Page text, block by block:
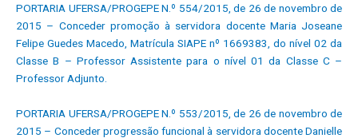
PORTARIA UFERSA/PROGEPE N.º 554/2015, de 26 de novembro de
2015 – Conceder promoção à servidora docente Maria Joseane
Felipe Guedes Macedo, Matrícula SIAPE nº 1669383, do nível 02 da
Classe B – Professor Assistente para o nível 01 da Classe C –
Professor Adjunto.
PORTARIA UFERSA/PROGEPE N.º 553/2015, de 26 de novembro de
2015 – Conceder progressão funcional à servidora docente Danielle